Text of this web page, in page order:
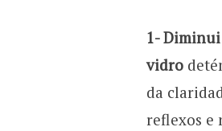
1-
vidro
da
reflexos e